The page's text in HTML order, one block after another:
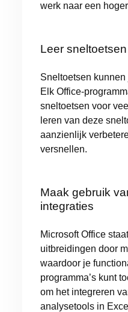
werk naar een
Leer sneltoetsen
Sneltoetsen
Elk Office-
sneltoetsen voor
leren van deze
aanzienlijk
versnellen.
Maak gebruik
integraties
Microsoft Office
uitbreidingen door
waardoor je
programma’s kunt
om het integreren
analysetools in